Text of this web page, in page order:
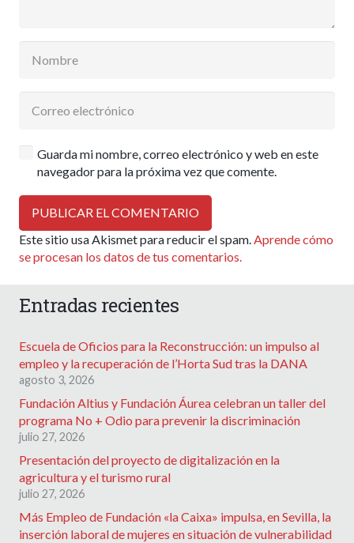
Guarda mi nombre, correo electrónico y web en este
navegador para la próxima vez que comente.
PUBLICAR EL COMENTARIO
Este sitio usa Akismet para reducir el spam. Aprende cómo
se procesan los datos de tus comentarios.
Entradas recientes
Escuela de Oficios para la Reconstrucción: un impulso al
empleo y la recuperación de l’Horta Sud tras la DANA
agosto 3, 2026
Fundación Altius y Fundación Áurea celebran un taller del
programa No + Odio para prevenir la discriminación
julio 27, 2026
Presentación del proyecto de digitalización en la
agricultura y el turismo rural
julio 27, 2026
Más Empleo de Fundación «la Caixa» impulsa, en Sevilla, la
inserción laboral de mujeres en situación de vulnerabilidad